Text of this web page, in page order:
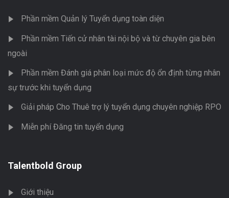
Phần mềm Quản lý Tuyển dụng toàn diện
Phần mềm Tiến cử nhân tài nội bộ và từ chuyên gia bên
ngoài
Phần mềm Đánh giá phân loại mức độ ổn định từng nhân
sự trước khi tuyển dụng
Giải pháp Cho Thuê trợ lý tuyển dụng chuyên nghiệp RPO
Miễn phí Đăng tin tuyển dụng
Talentbold Group
Giới thiệu